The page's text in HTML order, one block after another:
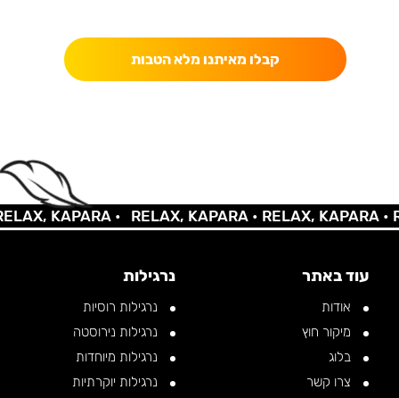
קבלו מאיתנו מלא הטבות
KAPARA • RELAX, KAPARA •RELAX, KAPARA •
עוד באתר
אודות
מיקור חוץ
בלוג
צרו קשר
נרגילות
נרגילות רוסיות
נרגילות נירוסטה
נרגילות מיוחדות
נרגילות יוקרתיות